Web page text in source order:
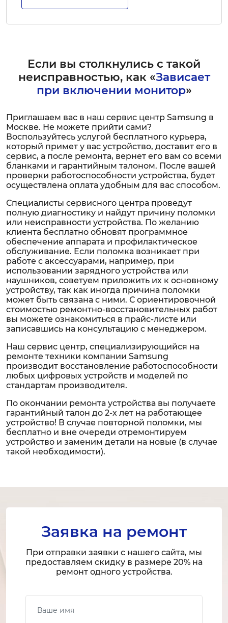
Если вы столкнулись с такой
неисправностью, как «Зависает
при включении монитор»
Приглашаем вас в наш сервис центр Samsung в
Москве. Не можете прийти сами?
Воспользуйтесь услугой бесплатного курьера,
который примет у вас устройство, доставит его в
сервис, а после ремонта, вернет его вам со всеми
бланками и гарантийным талоном. После вашей
проверки работоспособности устройства, будет
осуществлена оплата удобным для вас способом.
Специалисты сервисного центра проведут
полную диагностику и найдут причину поломки
или неисправности устройства. По желанию
клиента бесплатно обновят программное
обеспечение аппарата и профилактическое
обслуживание. Если поломка возникает при
работе с аксессуарами, например, при
использовании зарядного устройства или
наушников, советуем приложить их к основному
устройству, так как иногда причина поломки
может быть связана с ними. С ориентировочной
стоимостью ремонтно-восстановительных работ
вы можете ознакомиться в прайс-листе или
записавшись на консультацию с менеджером.
Наш сервис центр, специализирующийся на
ремонте техники компании Samsung
производит восстановление работоспособности
любых цифровых устройств и моделей по
стандартам производителя.
По окончании ремонта устройства вы получаете
гарантийный талон до 2-х лет на работающее
устройство! В случае повторной поломки, мы
бесплатно и вне очереди отремонтируем
устройство и заменим детали на новые (в случае
такой необходимости).
Заявка на ремонт
При отправки заявки с нашего сайта, мы
предоставляем скидку в размере 20% на
ремонт одного устройства.
Ваше имя